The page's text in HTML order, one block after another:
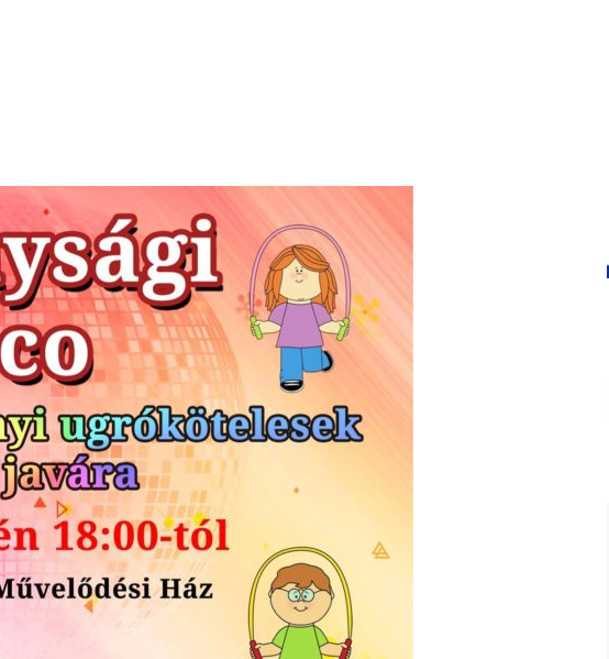
INFORMÁCIÓK
SZOLGÁLAT
SZOLGÁLAT
SZOCIÁLIS ELLÁTÁSOK
VÉDŐNŐI SZOLGÁLAT
TURIZMUS
HIRDETMÉNYEK
ELLÁTOTT JOGI KÉPVISELŐ